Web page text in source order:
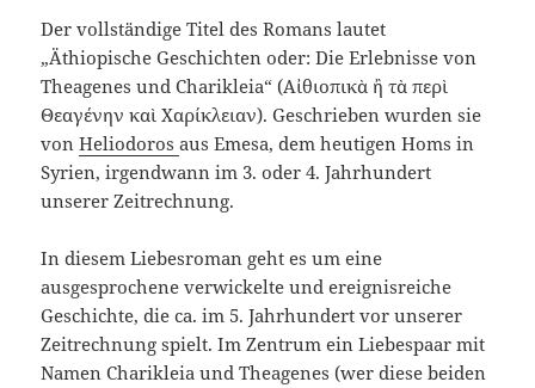
Der vollständige Titel des Romans lautet
„Äthiopische Geschichten oder: Die Erlebnisse von
Theagenes und Charikleia“ (Αἰθιοπικὰ ἢ τὰ περὶ
Θεαγένην καὶ Χαρίκλειαν). Geschrieben wurden sie
vonHeliodorosaus Emesa, dem heutigen Homs in
Syrien, irgendwann im 3. oder 4. Jahrhundert
unserer Zeitrechnung.
In diesem Liebesroman geht es um eine
ausgesprochene verwickelte und ereignisreiche
Geschichte, die ca. im 5. Jahrhundert vor unserer
Zeitrechnung spielt. Im Zentrum ein Liebespaar mit
Namen Charikleia und Theagenes (wer diese beiden